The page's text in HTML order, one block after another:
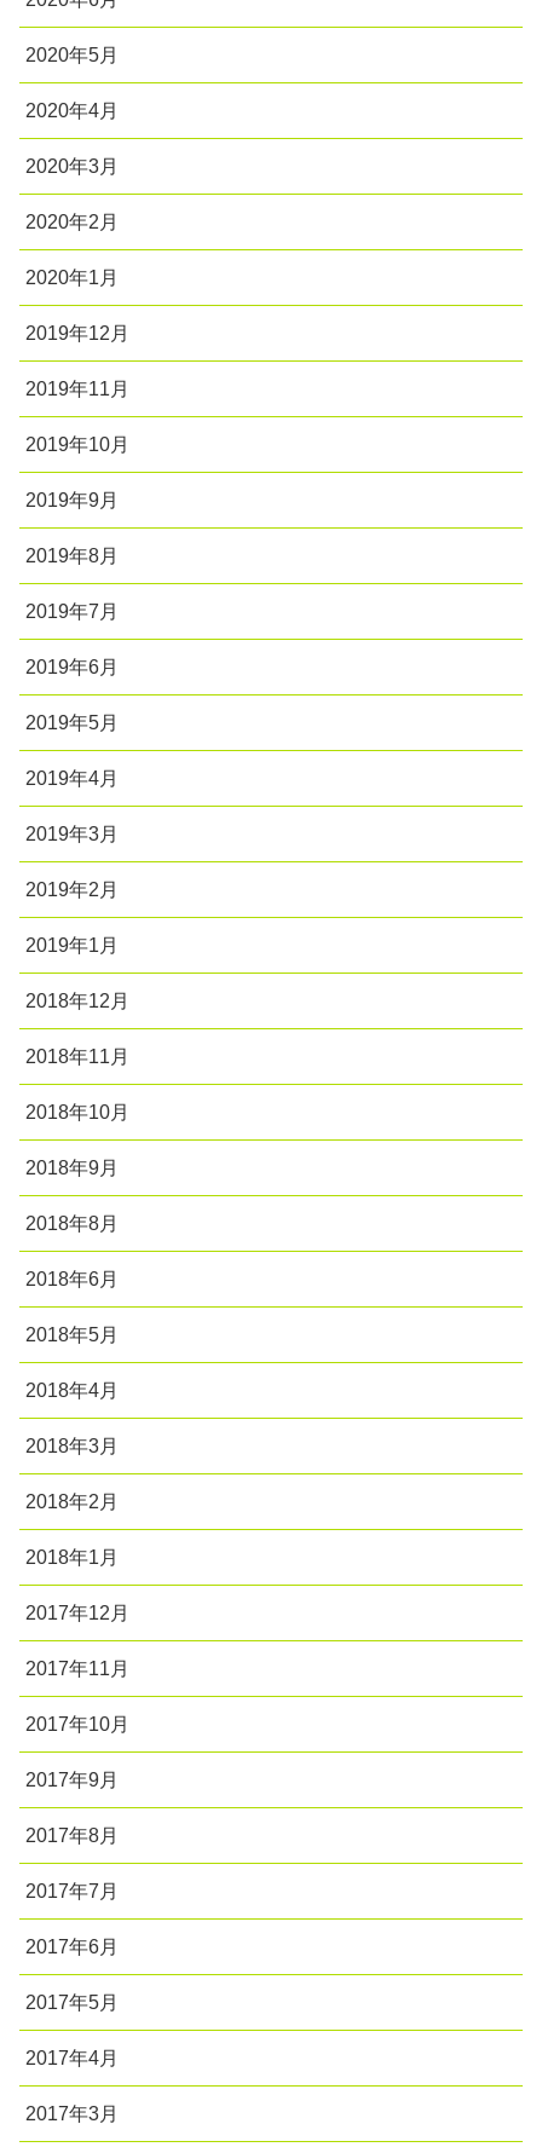
2020年5月
2020年4月
2020年3月
2020年2月
2020年1月
2019年12月
2019年11月
2019年10月
2019年9月
2019年8月
2019年7月
2019年6月
2019年5月
2019年4月
2019年3月
2019年2月
2019年1月
2018年12月
2018年11月
2018年10月
2018年9月
2018年8月
2018年6月
2018年5月
2018年4月
2018年3月
2018年2月
2018年1月
2017年12月
2017年11月
2017年10月
2017年9月
2017年8月
2017年7月
2017年6月
2017年5月
2017年4月
2017年3月